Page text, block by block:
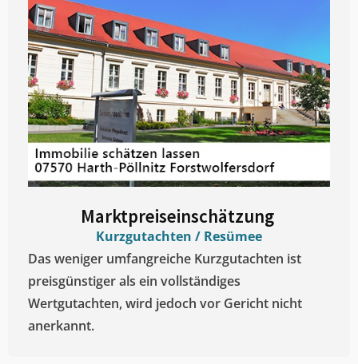
Marktpreiseinschätzung ​
Kurzgutachten / Resümee
Das weniger umfangreiche Kurzgutachten ist
preisgünstiger als ein vollständiges
Wertgutachten, wird jedoch vor Gericht nicht
anerkannt.